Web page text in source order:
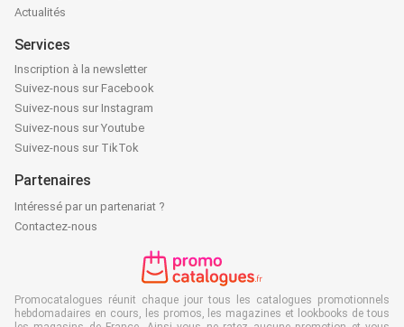
Actualités
Services
Inscription à la newsletter
Suivez-nous sur Facebook
Suivez-nous sur Instagram
Suivez-nous sur Youtube
Suivez-nous sur TikTok
Partenaires
Intéressé par un partenariat ?
Contactez-nous
Promocatalogues réunit chaque jour tous les catalogues promotionnels
hebdomadaires en cours, les promos, les magazines et lookbooks de tous